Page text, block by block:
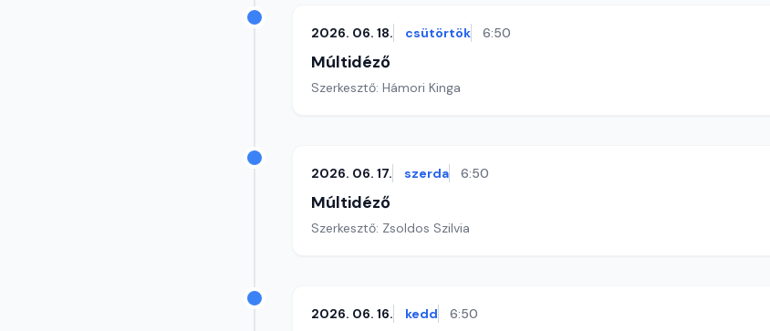
2026. 06. 18. csütörtök 6:50
Múltidéző
Szerkesztő: Hámori Kinga
2026. 06. 17. szerda 6:50
Múltidéző
Szerkesztő: Zsoldos Szilvia
2026. 06. 16. kedd 6:50